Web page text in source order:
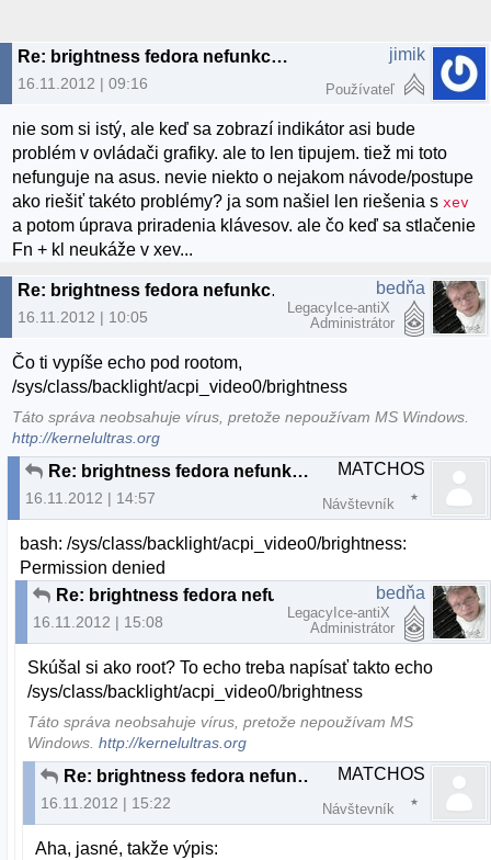
Re: brightness fedora nefunkcne fn klavesy
16.11.2012 | 09:16
jimik
Používateľ
nie som si istý, ale keď sa zobrazí indikátor asi bude
problém v ovládači grafiky. ale to len tipujem. tiež mi toto
nefunguje na asus. nevie niekto o nejakom návode/postupe
ako riešiť takéto problémy? ja som našiel len riešenia s xev
a potom úprava priradenia klávesov. ale čo keď sa stlačenie
Fn + kl neukáže v xev...
Re: brightness fedora nefunkcne fn klavesy
16.11.2012 | 10:05
bedňa
LegacyIce-antiX
Administrátor
Čo ti vypíše echo pod rootom,
/sys/class/backlight/acpi_video0/brightness
Táto správa neobsahuje vírus, pretože nepoužívam MS Windows.
http://kernelultras.org
Re: brightness fedora nefunkcne fn klavesy
16.11.2012 | 14:57
MATCHOS
Návštevník
bash: /sys/class/backlight/acpi_video0/brightness:
Permission denied
16.11.2012 | 15:08
bedňa
LegacyIce-antiX
Administrátor
Skúšal si ako root? To echo treba napísať takto echo
/sys/class/backlight/acpi_video0/brightness
Táto správa neobsahuje vírus, pretože nepoužívam MS
Windows.http://kernelultras.org
Re: brightness fedora nefunkcne fn klavesy
16.11.2012 | 15:22
MATCHOS
Návštevník
Aha, jasné, takže výpis: